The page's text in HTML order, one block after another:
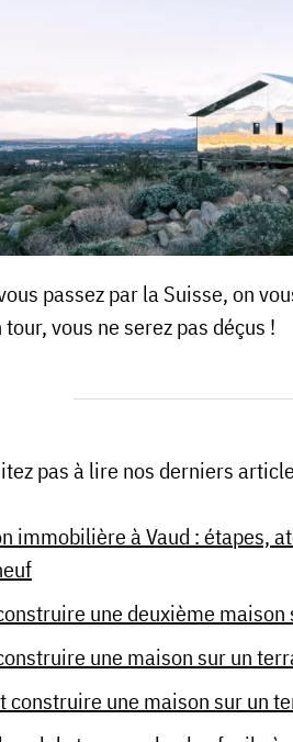
passez par la Suisse, on
vous ne serez pas déçus !
pas à lire nos derniers
immobilière à Vaud : étapes,
une deuxième maison
une maison sur un
construire une maison sur un